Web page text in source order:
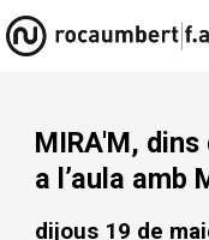
MIRA'M,
a l’aula amb
dijous 19 de